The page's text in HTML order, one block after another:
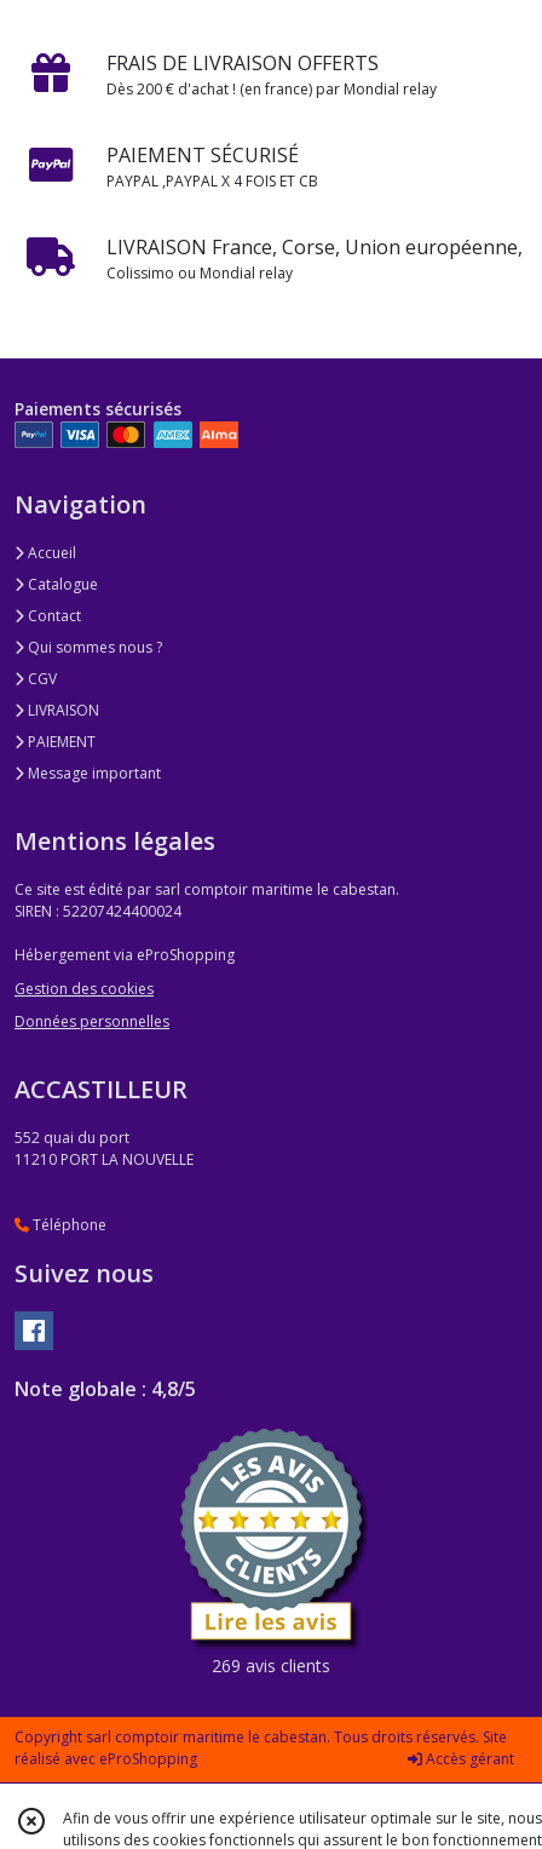
FRAIS DE LIVRAISON OFFERTS
Dès 200 € d'achat ! (en france) par Mondial relay
PAIEMENT SÉCURISÉ
PAYPAL ,PAYPAL X 4 FOIS ET CB
LIVRAISON France, Corse, Union européenne,
Colissimo ou Mondial relay
Paiements sécurisés
Navigation
Accueil
Catalogue
Contact
Qui sommes nous ?
CGV
LIVRAISON
PAIEMENT
Message important
Mentions légales
Ce site est édité par sarl comptoir maritime le cabestan.
SIREN : 52207424400024
Hébergement via eProShopping
Gestion des cookies
Données personnelles
ACCASTILLEUR
552 quai du port
11210 PORT LA NOUVELLE
Téléphone
Suivez nous
Note globale : 4,8/5
269 avis clients
Copyright sarl comptoir maritime le cabestan. Tous droits réservés. Site
réalisé avec eProShopping Accès gérant
Afin de vous offrir une expérience utilisateur optimale sur le site, nous
utilisons des cookies fonctionnels qui assurent le bon fonctionnement